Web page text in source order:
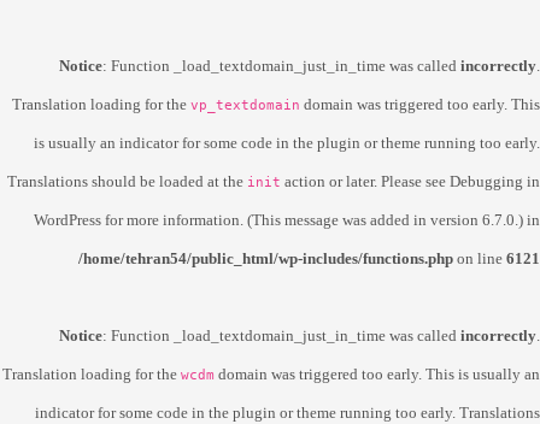
Notice: Function _load_textdomain_just_in_time was called incorrectly.
Translation loading for the vp_textdomain domain was triggered too early. This
is usually an indicator for some code in the plugin or theme running too early.
Translations should be loaded at the init action or later. Please see Debugging in
WordPress for more information. (This message was added in version 6.7.0.) in
/home/tehran54/public_html/wp-includes/functions.php on line 6121
Notice: Function _load_textdomain_just_in_time was called incorrectly.
Translation loading for the wcdm domain was triggered too early. This is usually an
indicator for some code in the plugin or theme running too early. Translations